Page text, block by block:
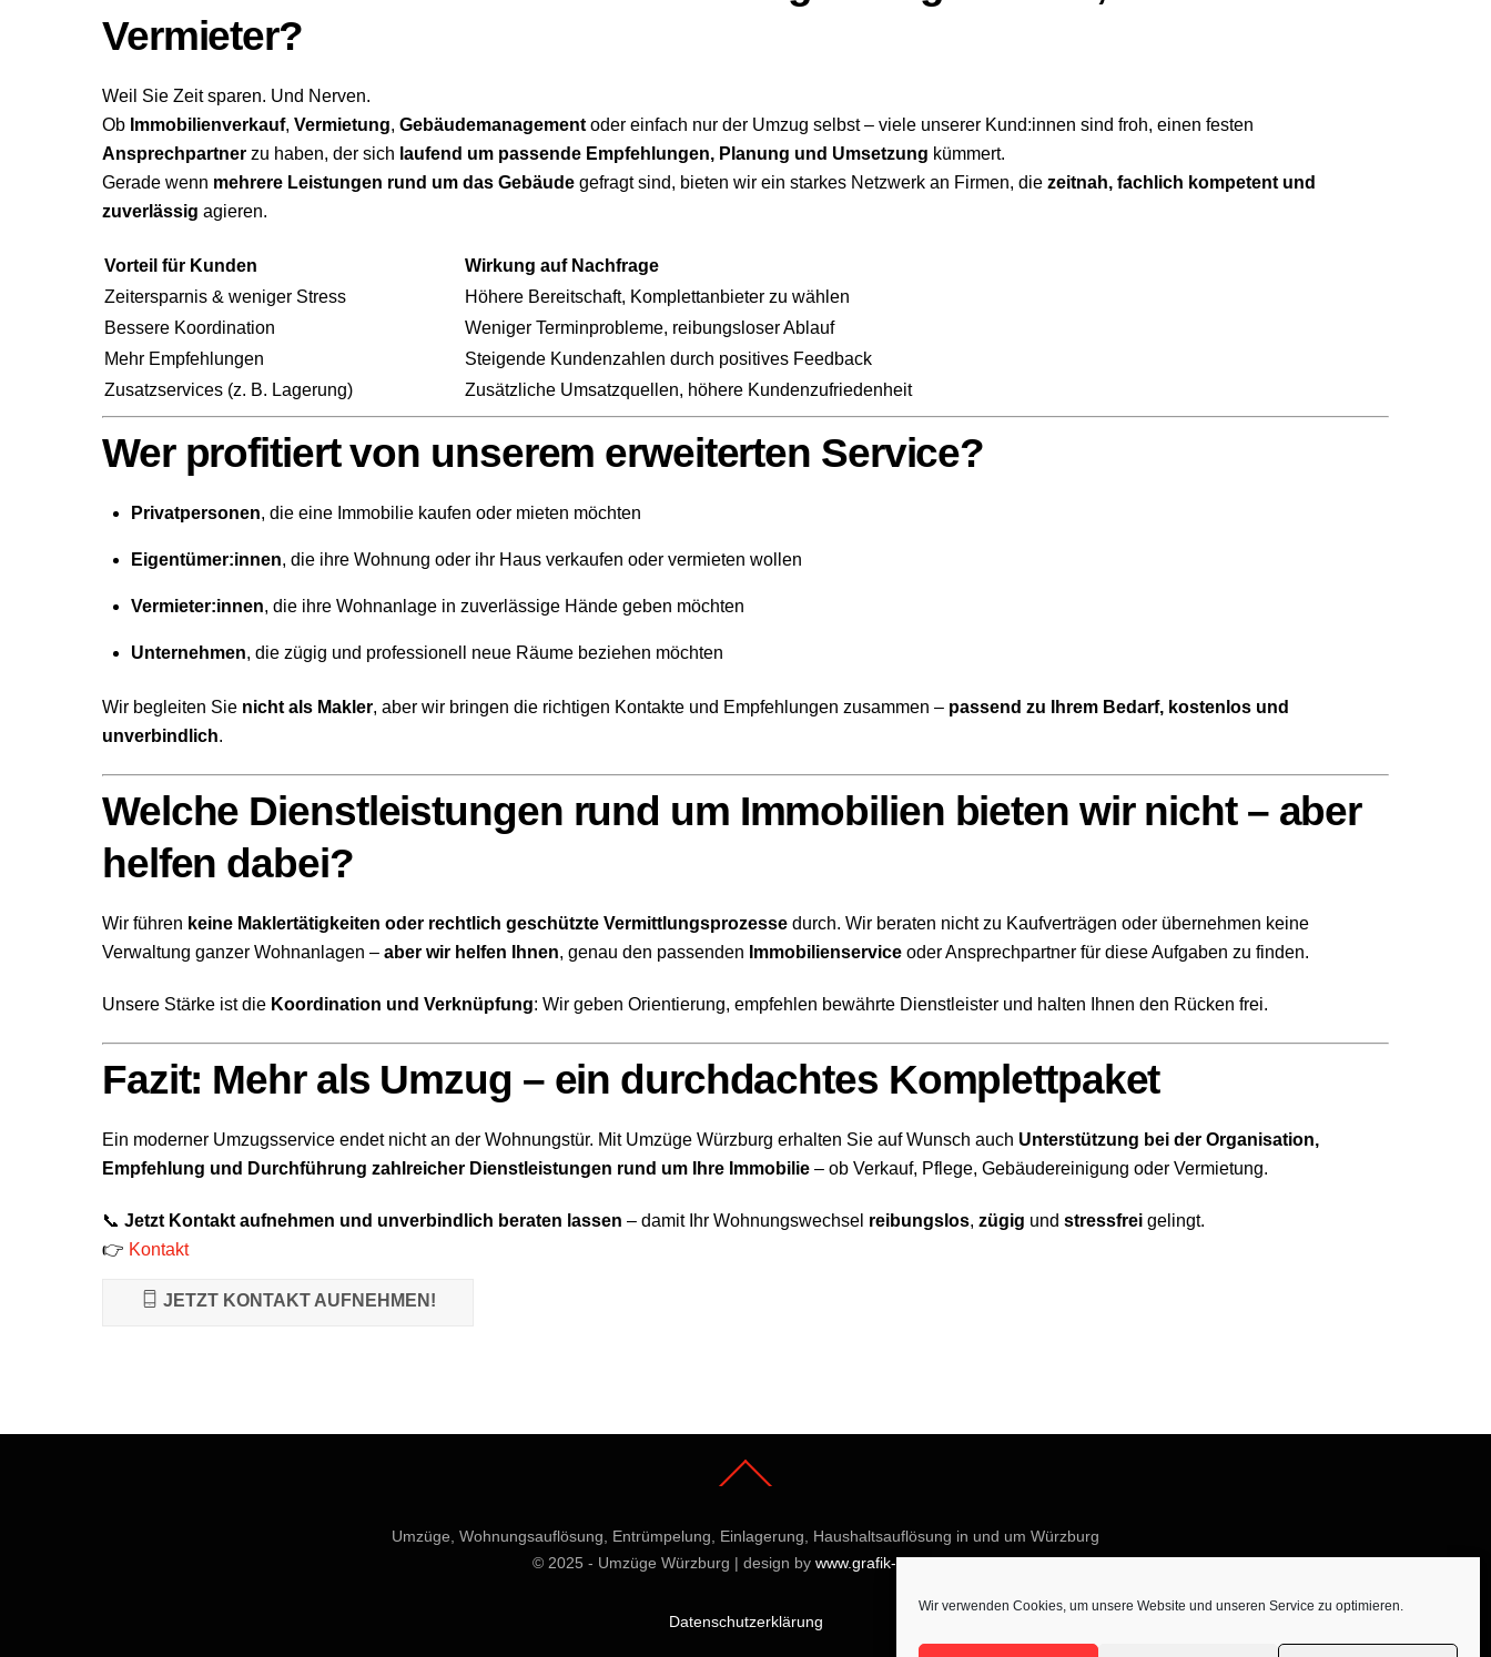
Wir verwenden Cookies, um unsere Website und unseren Service zu optimieren.
Vermieter?
Weil Sie Zeit sparen. Und Nerven.
Ob Immobilienverkauf, Vermietung, Gebäudemanagement oder einfach nur der Umzug selbst – viele unserer Kund:innen sind froh, einen festen
Ansprechpartner zu haben, der sich laufend um passende Empfehlungen, Planung und Umsetzung kümmert.
Gerade wenn mehrere Leistungen rund um das Gebäude gefragt sind, bieten wir ein starkes Netzwerk an Firmen, die zeitnah, fachlich kompetent und
zuverlässig agieren.
Vorteil für Kunden
Wirkung auf Nachfrage
Zeitersparnis & weniger Stress
Höhere Bereitschaft, Komplettanbieter zu wählen
Bessere Koordination
Weniger Terminprobleme, reibungsloser Ablauf
Mehr Empfehlungen
Steigende Kundenzahlen durch positives Feedback
Zusatzservices (z. B. Lagerung)
Zusätzliche Umsatzquellen, höhere Kundenzufriedenheit
Wer profitiert von unserem erweiterten Service?
Privatpersonen, die eine Immobilie kaufen oder mieten möchten
Eigentümer:innen, die ihre Wohnung oder ihr Haus verkaufen oder vermieten wollen
Vermieter:innen, die ihre Wohnanlage in zuverlässige Hände geben möchten
Unternehmen, die zügig und professionell neue Räume beziehen möchten
Wir begleiten Sie nicht als Makler, aber wir bringen die richtigen Kontakte und Empfehlungen zusammen – passend zu Ihrem Bedarf, kostenlos und
unverbindlich.
Welche Dienstleistungen rund um Immobilien bieten wir nicht – aber
helfen dabei?
Wir führen keine Maklertätigkeiten oder rechtlich geschützte Vermittlungsprozesse durch. Wir beraten nicht zu Kaufverträgen oder übernehmen keine
Verwaltung ganzer Wohnanlagen – aber wir helfen Ihnen, genau den passenden Immobilienservice oder Ansprechpartner für diese Aufgaben zu finden.
Unsere Stärke ist die Koordination und Verknüpfung: Wir geben Orientierung, empfehlen bewährte Dienstleister und halten Ihnen den Rücken frei.
Fazit: Mehr als Umzug – ein durchdachtes Komplettpaket
Ein moderner Umzugsservice endet nicht an der Wohnungstür. Mit Umzüge Würzburg erhalten Sie auf Wunsch auch Unterstützung bei der Organisation,
Empfehlung und Durchführung zahlreicher Dienstleistungen rund um Ihre Immobilie – ob Verkauf, Pflege, Gebäudereinigung oder Vermietung.
📞 Jetzt Kontakt aufnehmen und unverbindlich beraten lassen – damit Ihr Wohnungswechsel reibungslos, zügig und stressfrei gelingt.
👉 Kontakt
JETZT KONTAKT AUFNEHMEN!
To
Umzüge, Wohnungsauflösung, Entrümpelung, Einlagerung, Haushaltsauflösung in und um Würzburg
© 2025 - Umzüge Würzburg | design by www.grafik-ewald.de
Datenschutzerklärung